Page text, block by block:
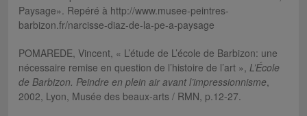
Paysage». Repéré à http://www.musee-peintres-
barbizon.fr/narcisse-diaz-de-la-pe-a-paysage
POMAREDE, Vincent, « L’étude de L’école de Barbizon: une
nécessaire remise en question de l’histoire de l’art », L’École
de Barbizon. Peindre en plein air avant l’impressionnisme,
2002, Lyon, Musée des beaux-arts / RMN, p.12-27.